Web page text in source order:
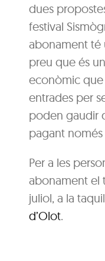
dues
festival
abonament té
preu que és
econòmic que
entrades per
poden gaudir
pagant només
Per a les
abonament el
juliol, a la
d’Olot.